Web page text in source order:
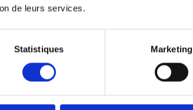
de leurs services.
Statistiques Marketing
subventions-nationales/equipmobile
:Financement